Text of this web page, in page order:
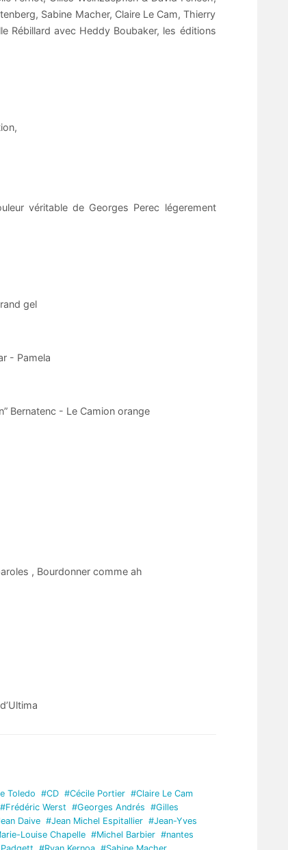
Sabine Macher, Claire Le Cam, Thierry
Rébillard avec Heddy Boubaker, les éditions
véritable de Georges Perec légerement
gel
- Pamela
Bernatenc - Le Camion orange
, Bourdonner comme ah
Toledo #CD #Cécile Portier #Claire Le Cam
#Frédéric Werst #Georges Andrés #Gilles
Daive #Jean Michel Espitallier #Jean-Yves
Louise Chapelle #Michel Barbier #nantes